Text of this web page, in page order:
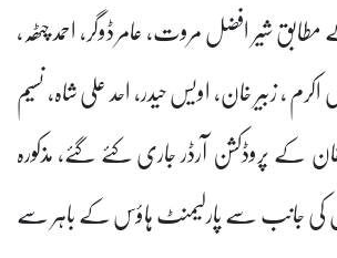
شیر افضل مروت، عامر ڈوگر، احمد چٹھہ،
، زبیر خان، اویس حیدر، احد علی شاہ، نسیم
کے پروڈکشن آرڈر جاری کئے گئے، مذکورہ
کی جانب سے پارلیمنٹ ہاؤس کے باہر سے